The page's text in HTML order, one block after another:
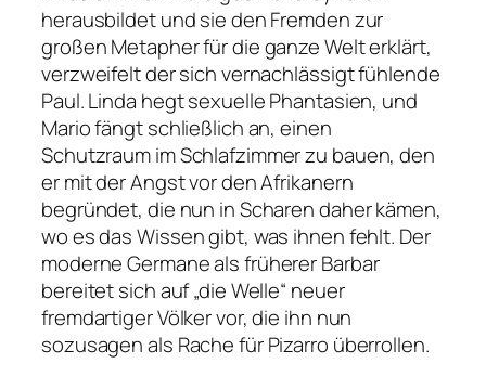
herausbildet und sie den Fremden zur
großen Metapher für die ganze Welt erklärt,
verzweifelt der sich vernachlässigt fühlende
Paul. Linda hegt sexuelle Phantasien, und
Mario fängt schließlich an, einen
Schutzraum im Schlafzimmer zu bauen, den
er mit der Angst vor den Afrikanern
begründet, die nun in Scharen daher kämen,
wo es das Wissen gibt, was ihnen fehlt. Der
moderne Germane als früherer Barbar
bereitet sich auf „die Welle“ neuer
fremdartiger Völker vor, die ihn nun
sozusagen als Rache für Pizarro überrollen.